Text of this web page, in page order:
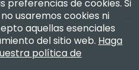
preferencias de cookies. Si
usaremos cookies ni
aquellas esenciales
del sitio web. Haga
política de